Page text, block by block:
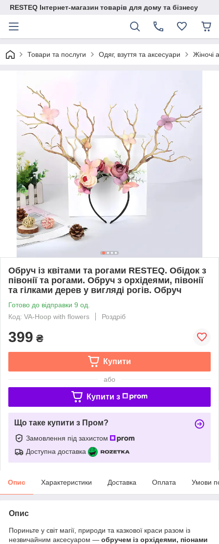
RESTEQ Інтернет-магазин товарів для дому та бізнесу
Товари та послуги Одяг, взуття та аксесуари Жіночі
Обруч із квітами та рогами RESTEQ. Обідок з
півонії та рогами. Обруч з орхідеями, півонії
та гілками дерев у вигляді рогів. Обруч
Готово до відправки 9 од.
Код: VA-Hoop with flowers
Роздріб
399 ₴
Купити
або
Купити з
Що таке купити з Пром?
Замовлення під захистом
Доступна доставка
Опис Характеристики Доставка Оплата Умови
Опис
Пориньте у світ магії, природи та казкової краси разом із
незвичайним аксесуаром — обручем із орхідеями, піонами